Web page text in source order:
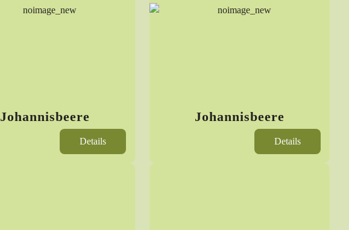
Johannisbeere
Details
Johannisbeere
Details